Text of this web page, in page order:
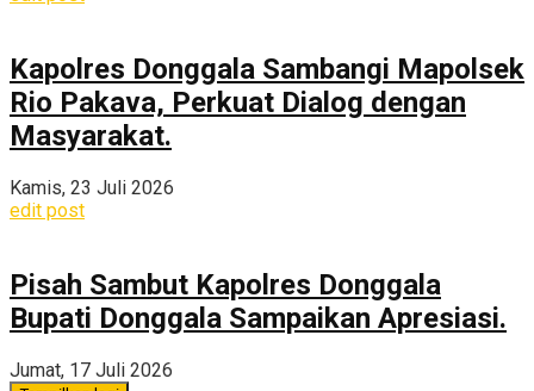
Kapolres Donggala Sambangi Mapolsek
Rio Pakava, Perkuat Dialog dengan
Masyarakat.
Kamis, 23 Juli 2026
edit post
Pisah Sambut Kapolres Donggala
Bupati Donggala Sampaikan Apresiasi.
Jumat, 17 Juli 2026